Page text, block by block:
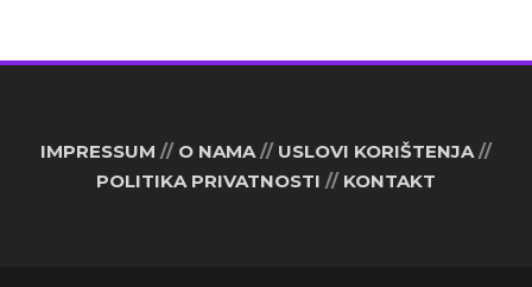
IMPRESSUM // O NAMA // USLOVI KORIŠTENJA //
POLITIKA PRIVATNOSTI // KONTAKT